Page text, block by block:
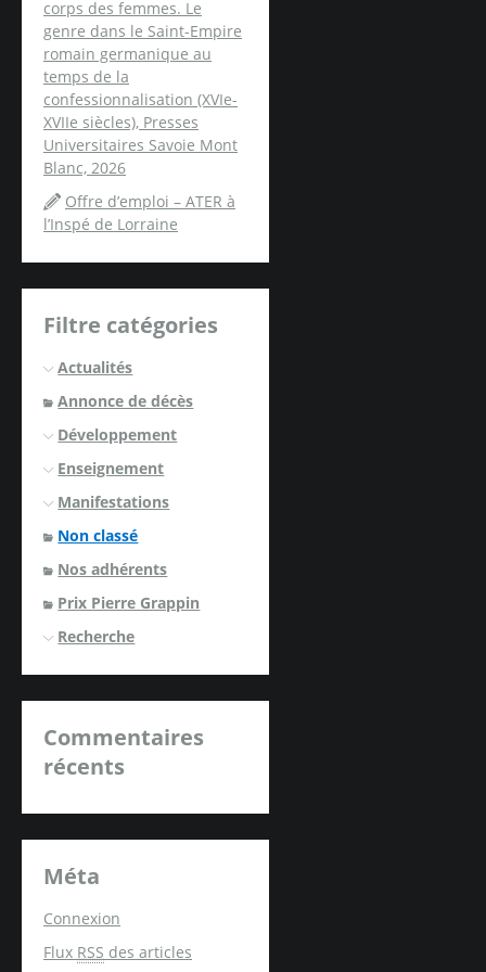
corps des femmes. Le
genre dans le Saint-Empire
romain germanique au
temps de la
confessionnalisation (XVIe-
XVIIe siècles), Presses
Universitaires Savoie Mont
Blanc, 2026
Offre d’emploi – ATER à
l’Inspé de Lorraine
Filtre catégories
Actualités
Annonce de décès
Développement
Enseignement
Manifestations
Non classé
Nos adhérents
Prix Pierre Grappin
Recherche
Commentaires
récents
Méta
Connexion
Flux RSS des articles